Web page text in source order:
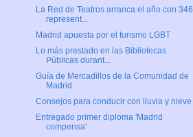
La Red de Teatros arranca el año con 346
represent...
Madrid apuesta por el turismo LGBT
Lo más prestado en las Bibliotecas
Públicas durant...
Guía de Mercadillos de la Comunidad de
Madrid
Consejos para conducir con lluvia y nieve
Entregado primer diploma 'Madrid
compensa'